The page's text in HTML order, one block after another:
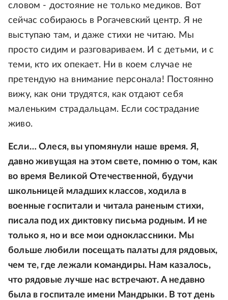
словом - достояние не только медиков. Вот
сейчас собираюсь в Рогачевский центр. Я не
выступаю там, и даже стихи не читаю. Мы
просто сидим и разговариваем. И с детьми, и с
теми, кто их опекает. Ни в коем случае не
претендую на внимание персонала! Постоянно
вижу, как они трудятся, как отдают себя
маленьким страдальцам. Если сострадание
живо.
Если… Олеся, вы упомянули наше время. Я,
давно живущая на этом свете, помню о том, как
во время Великой Отечественной, будучи
школьницей младших классов, ходила в
военные госпитали и читала раненым стихи,
писала под их диктовку письма родным. И не
только я, но и все мои одноклассники. Мы
больше любили посещать палаты для рядовых,
чем те, где лежали командиры. Нам казалось,
что рядовые лучше нас встречают. А недавно
была в госпитале имени Мандрыки. В тот день